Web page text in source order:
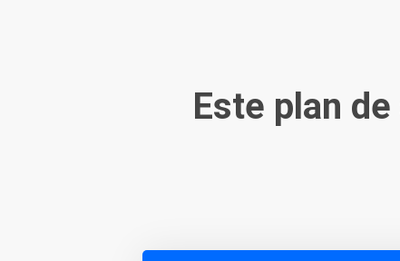
Este plan